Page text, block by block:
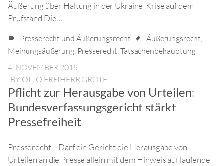
Äußerung über Haltung in der Ukraine-Krise auf dem
Prüfstand Die…
Presserecht und Äußerungsrecht Äußerungsrecht,
Meinungsäußerung, Presserecht,Tatsachenbehauptung
4. NOVEMBER 2015
BY OTTO FREIHERR GROTE
Pflicht zur Herausgabe von Urteilen:
Bundesverfassungsgericht stärkt
Pressefreiheit
Presserecht – Darf ein Gericht die Herausgabe von
Urteilen an die Presse allein mit dem Hinweis auf laufende